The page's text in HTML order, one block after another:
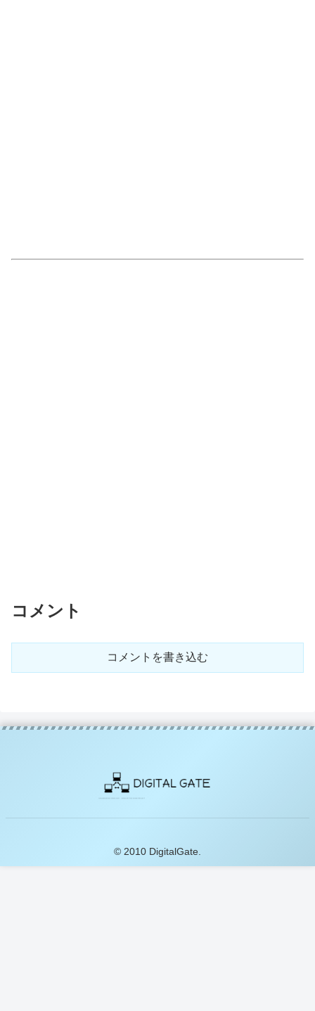
コメント
コメントを書き込む
© 2010 DigitalGate.